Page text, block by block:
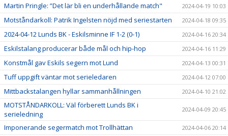
Martin Pringle: ”Det lär bli en underhållande match" 2024-04-19 10:03
Motståndarkoll: Patrik Ingelsten nöjd med seriestarten 2024-04-18 09:35
2024-04-12 Lunds BK - Eskilsminne IF 1-2 (0-1) 2024-04-16 20:34
Eskilstalang producerar både mål och hip-hop 2024-04-16 11:29
Konstmål gav Eskils segern mot Lund 2024-04-13 00:31
Tuff uppgift väntar mot serieledaren 2024-04-12 07:00
Mittbackstalangen hyllar sammanhållningen 2024-04-10 21:02
MOTSTÅNDARKOLL: Väl förberett Lunds BK i
serieledning
2024-04-09 20:45
Imponerande segermatch mot Trollhättan 2024-04-06 20:14